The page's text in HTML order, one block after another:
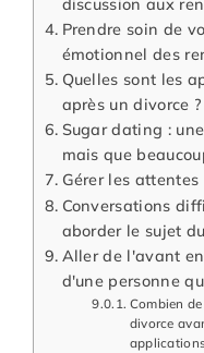
Prendre soin de
émotionnel des
Quelles sont les
après un divorce ?
Sugar dating :
mais que
Gérer les
Conversations
aborder le sujet
Aller de l'avant
d'une personne
Combien
divorce